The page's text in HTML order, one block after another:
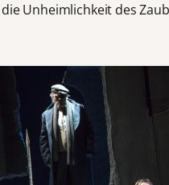
Unheimlichkeit des